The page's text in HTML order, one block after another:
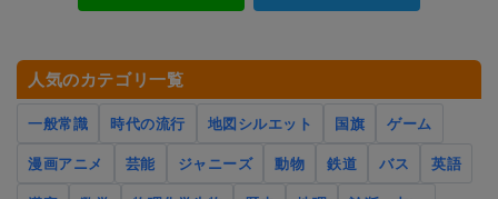
人気のカテゴリ一覧
一般常識 時代の流行 地図シルエット 国旗
ゲーム
漫画アニメ
芸能 ジャニーズ 動物 鉄道 バス
英語